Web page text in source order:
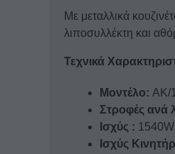
Με μεταλλικά
λιποσυλλέκτη και
Τεχνικά
Μοντέλο: AK/
Στροφές ανά
Ισχύς :
Ισχύς